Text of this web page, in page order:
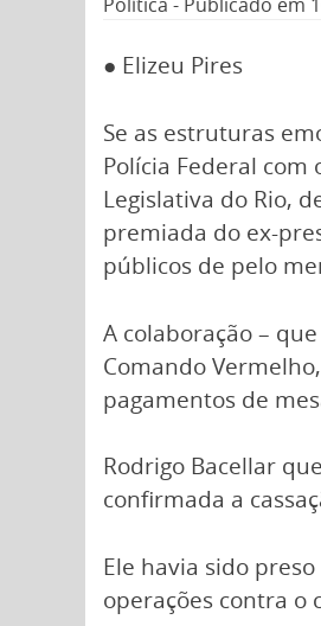
● Elizeu Pires
Se as estruturas
Polícia Federal
Legislativa do Rio,
premiada do ex-
públicos de pelo
A colaboração –
Comando
pagamentos de
Rodrigo Bacellar
confirmada a
Ele havia sido
operações contra o